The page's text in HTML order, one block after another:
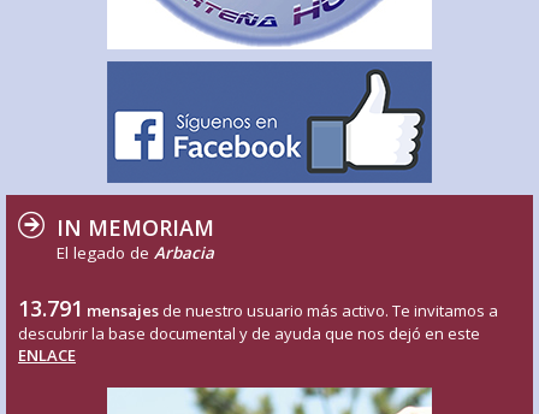
IN MEMORIAM
El legado de Arbacia
13.791 mensajes de nuestro usuario más activo. Te invitamos a
descubrir la base documental y de ayuda que nos dejó en este
ENLACE